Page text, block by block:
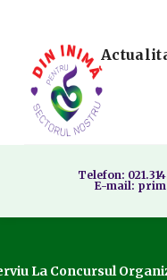
Telefon:
E-mail:
La Concursul